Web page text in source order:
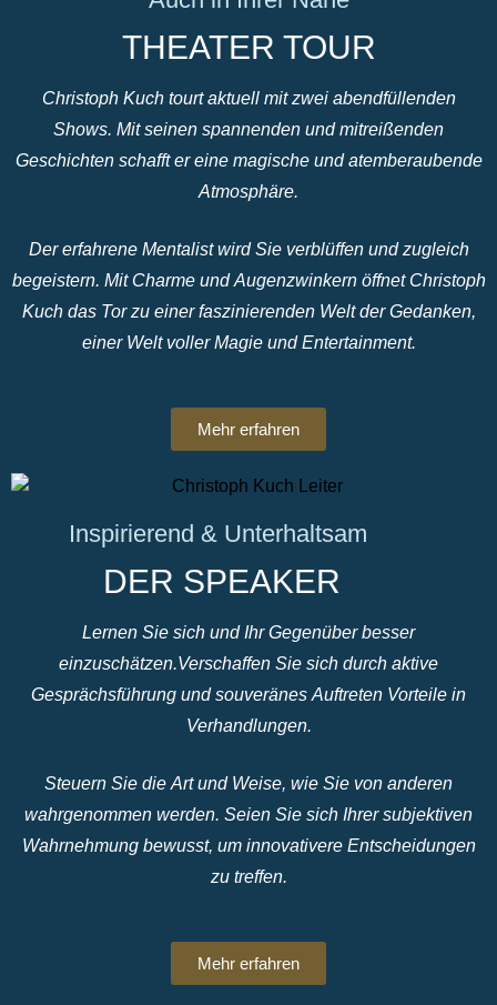
THEATER TOUR
Christoph Kuch tourt aktuell mit zwei abendfüllenden
Shows. Mit seinen spannenden und mitreißenden
Geschichten schafft er eine magische und atemberaubende
Atmosphäre.
Der erfahrene Mentalist wird Sie verblüffen und zugleich
begeistern. Mit Charme und Augenzwinkern öffnet Christoph
Kuch das Tor zu einer faszinierenden Welt der Gedanken,
einer Welt voller Magie und Entertainment.
Mehr erfahren
Inspirierend & Unterhaltsam
DER SPEAKER
Lernen Sie sich und Ihr Gegenüber besser
einzuschätzen.Verschaffen Sie sich durch aktive
Gesprächsführung und souveränes Auftreten Vorteile in
Verhandlungen.
Steuern Sie die Art und Weise, wie Sie von anderen
wahrgenommen werden. Seien Sie sich Ihrer subjektiven
Wahrnehmung bewusst, um innovativere Entscheidungen
zu treffen.
Mehr erfahren